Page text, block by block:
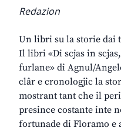
Redazion
Un libri su la storie dai
Il libri «Di scjas in
furlane» di Agnul/
clâr e cronologjic la
mostrant tant che il
presince costante inte
fortunade di Floramo e